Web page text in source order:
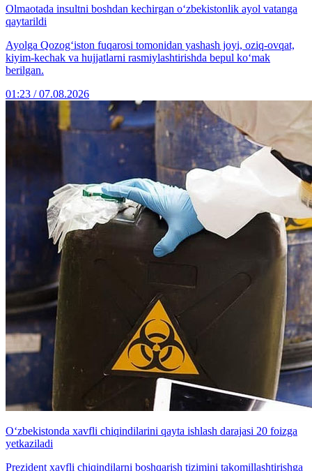
Olmaotada insultni boshdan kechirgan o‘zbekistonlik ayol vatanga
qaytarildi
Ayolga Qozog‘iston fuqarosi tomonidan yashash joyi, oziq-ovqat,
kiyim-kechak va hujjatlarni rasmiylashtirishda bepul ko‘mak
berilgan.
01:23 / 07.08.2026
O‘zbekistonda xavfli chiqindilarini qayta ishlash darajasi 20 foizga
yetkaziladi
Prezident xavfli chiqindilarni boshqarish tizimini takomillashtirishga